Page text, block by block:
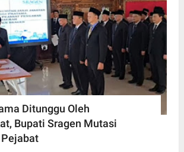
Ditunggu Oleh
Bupati Sragen Mutasi